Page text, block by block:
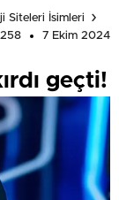
Siteleri İsimleri
258
7 Ekim 2024
geçti!